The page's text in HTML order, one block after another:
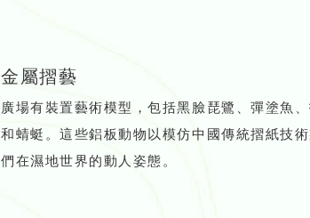
金屬摺藝
廣場有裝置藝術模型，包括黑臉琵鷺、彈塗魚
和蜻蜓。這些鋁板動物以模仿中國傳統摺紙技
們在濕地世界的動人姿態。